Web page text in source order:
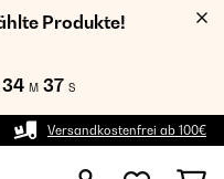
Produkte!
34 M 36 S
Versandkostenfrei ab 100€